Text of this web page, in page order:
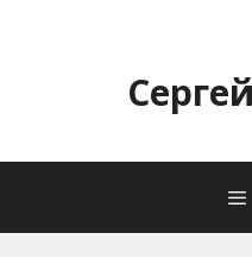
содержимому